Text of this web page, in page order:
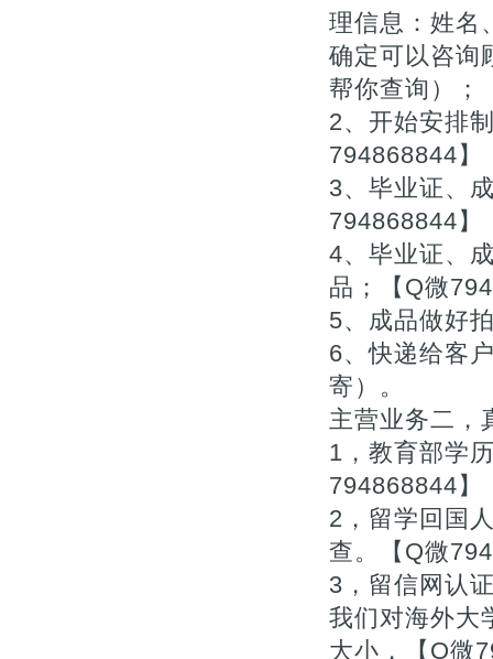
理信息：姓名
确定可以咨询
帮你查询）；
2、开始安排
794868844】
3、毕业证、
794868844】
4、毕业证、
品；【Q微
5、成品做好
6、快递给客
寄）。
主营业务二，
1，教育部学
794868844】
2，留学回国
查。【Q微
3，留信网认
我们对海外大
大小，【Q微